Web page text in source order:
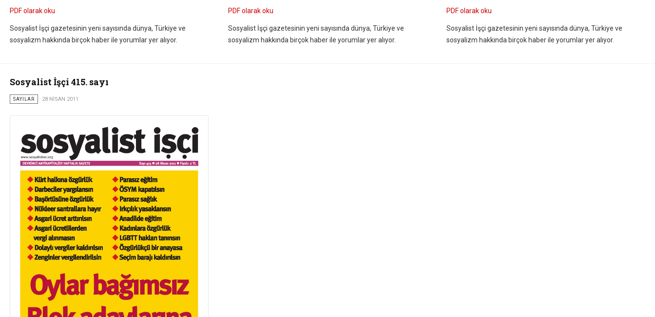
PDF olarak oku
Sosyalist İşçi gazetesinin yeni sayısında dünya, Türkiye ve
sosyalizm hakkında birçok haber ile yorumlar yer alıyor.
PDF olarak oku
Sosyalist İşçi gazetesinin yeni sayısında dünya, Türkiye ve
sosyalizm hakkında birçok haber ile yorumlar yer alıyor.
PDF olarak oku
Sosyalist İşçi gazetesinin yeni sayısında dünya, Türkiye ve
sosyalizm hakkında birçok haber ile yorumlar yer alıyor.
Sosyalist İşçi 415. sayı
SAYILAR 28 NISAN 2011